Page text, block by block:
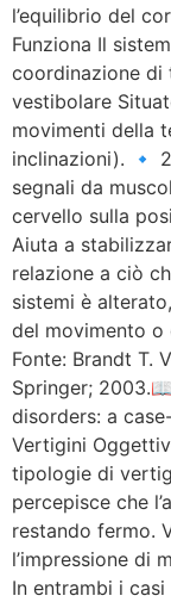
l’equilibrio del
Funziona Il
coordinazione di
vestibolare
movimenti della
inclinazioni). 🔹
segnali da
cervello sulla
Aiuta a
relazione a ciò
sistemi è
del movimento o
Fonte: Brandt T.
Springer;
disorders: a
Vertigini
tipologie di
percepisce che
restando fermo.
l’impressione di
In entrambi i